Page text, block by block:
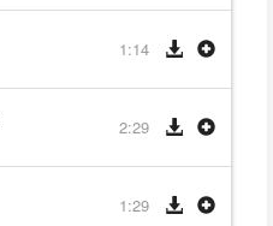
1:14
2:29
1:29